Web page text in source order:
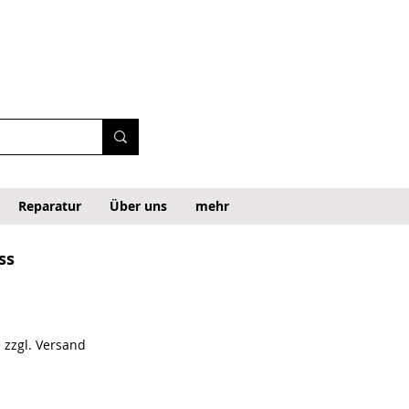
Reparatur Über uns mehr
zzgl. Versand